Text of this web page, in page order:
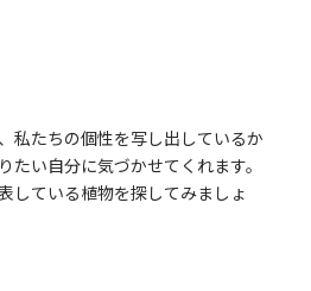
私たちの個性を写し出しているか
たい自分に気づかせてくれます。
している植物を探してみましょ